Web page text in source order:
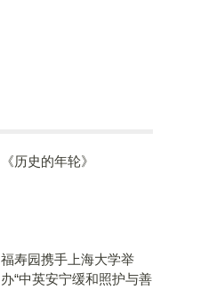
《历史的年轮》
福寿园携手上海大学举
办“中英安宁缓和照护与善